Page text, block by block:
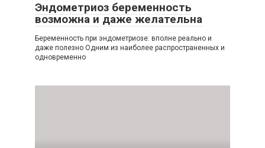
Эндометриоз беременность
возможна и даже желательна
Беременность при эндометриозе: вполне реально и
даже полезно Одним из наиболее распространенных и
одновременно